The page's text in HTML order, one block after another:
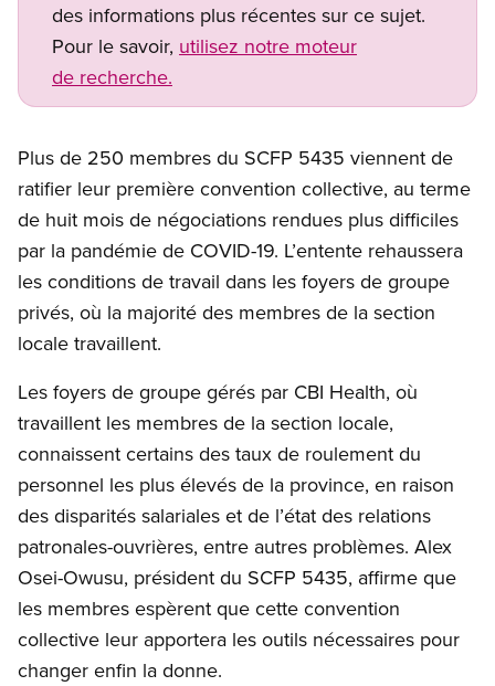
des informations plus récentes sur ce sujet.
Pour le savoir, utilisez notre moteur
de recherche.
Plus de 250 membres du SCFP 5435 viennent de
ratifier leur première convention collective, au terme
de huit mois de négociations rendues plus difficiles
par la pandémie de COVID-19. L’entente rehaussera
les conditions de travail dans les foyers de groupe
privés, où la majorité des membres de la section
locale travaillent.
Les foyers de groupe gérés par CBI Health, où
travaillent les membres de la section locale,
connaissent certains des taux de roulement du
personnel les plus élevés de la province, en raison
des disparités salariales et de l’état des relations
patronales-ouvrières, entre autres problèmes. Alex
Osei-Owusu, président du SCFP 5435, affirme que
les membres espèrent que cette convention
collective leur apportera les outils nécessaires pour
changer enfin la donne.